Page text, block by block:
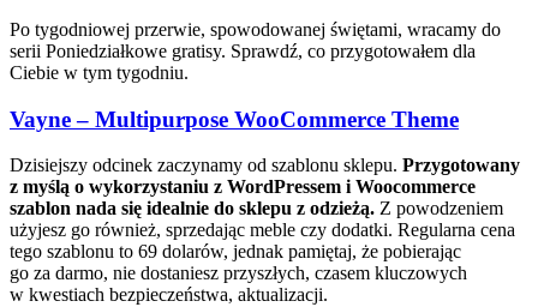
Po tygodniowej przerwie, spowodowanej świętami, wracamy do
serii Poniedziałkowe gratisy. Sprawdź, co przygotowałem dla
Ciebie w tym tygodniu.
Vayne – Multipurpose WooCommerce Theme
Dzisiejszy odcinek zaczynamy od szablonu sklepu. Przygotowany
z myślą o wykorzystaniu z WordPressem i Woocommerce
szablon nada się idealnie do sklepu z odzieżą. Z powodzeniem
użyjesz go również, sprzedając meble czy dodatki. Regularna cena
tego szablonu to 69 dolarów, jednak pamiętaj, że pobierając
go za darmo, nie dostaniesz przyszłych, czasem kluczowych
w kwestiach bezpieczeństwa, aktualizacji.